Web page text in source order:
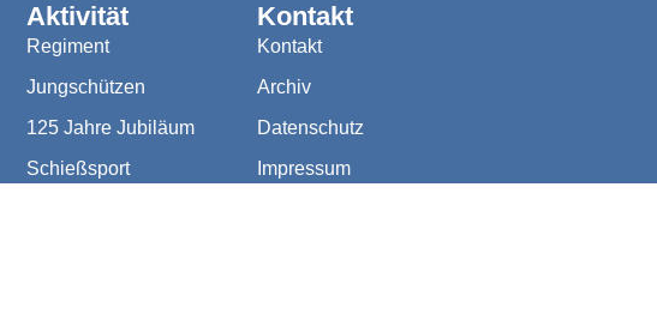
Aktivität
Regiment
Jungschützen
125 Jahre Jubiläum
Schießsport
Kontakt
Kontakt
Archiv
Datenschutz
Impressum